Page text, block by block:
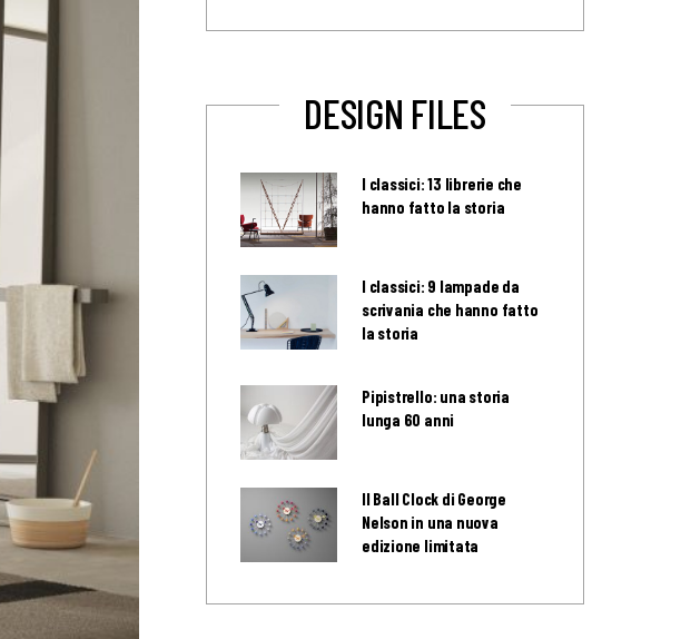
DESIGN FILES
I classici: 13 librerie che
hanno fatto la storia
I classici: 9 lampade da
scrivania che hanno fatto
la storia
Pipistrello: una storia
lunga 60 anni
Il Ball Clock di George
Nelson in una nuova
edizione limitata